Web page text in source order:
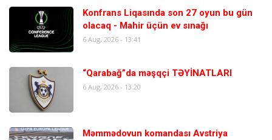
Konfrans Liqasında son 27 oyun bu gün
olacaq - Mahir üçün ev sınağı
6 Aug, 2026 - 13:41
“Qarabağ”da məşqçi TƏYİNATLARI
6 Aug, 2026 - 13:20
Məmmədovun komandası Avstriya